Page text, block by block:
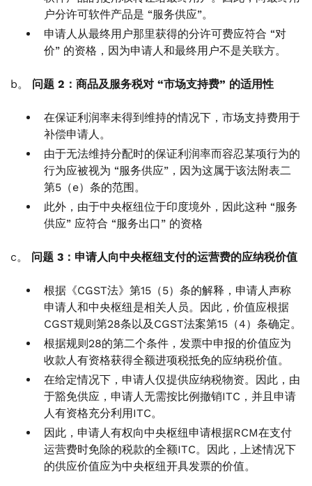
户分许可软件产品是 “服务供应”。
申请人从最终用户那里获得的分许可费应符合 “对
价” 的资格，因为申请人和最终用户不是关联方。
b。 问题 2：商品及服务税对 “市场支持费” 的适用性
在保证利润率未得到维持的情况下，市场支持费用于
补偿申请人。
由于无法维持分配时的保证利润率而容忍某项行为的
行为应被视为 “服务供应”，因为这属于该法附表二
第5（e）条的范围。
此外，由于中央枢纽位于印度境外，因此这种 “服务
供应” 应符合 “服务出口” 的资格
c。 问题 3：申请人向中央枢纽支付的运营费的应纳税价值
根据《CGST法》第15（5）条的解释，申请人声称
申请人和中央枢纽是相关人员。因此，价值应根据
CGST规则第28条以及CGST法案第15（4）条确定。
根据规则28的第二个条件，发票中申报的价值应为
收款人有资格获得全额进项税抵免的应纳税价值。
在给定情况下，申请人仅提供应纳税物资。因此，由
于豁免供应，申请人无需按比例撤销ITC，并且申请
人有资格充分利用ITC。
因此，申请人有权向中央枢纽申请根据RCM在支付
运营费时免除的税款的全额ITC。因此，上述情况下
的供应价值应为中央枢纽开具发票的价值。